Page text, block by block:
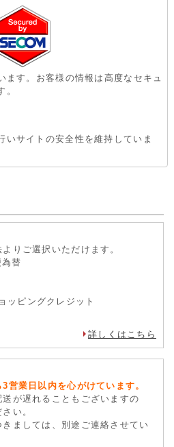
す。お客様の情報は高度なセキュ
。
いサイトの安全性を維持していま
りご選択いただけます。
替
ッピングクレジット
詳しくはこちら
営業日以内を心がけています。
が遅れることもございますの
い。
ましては、別途ご連絡させてい